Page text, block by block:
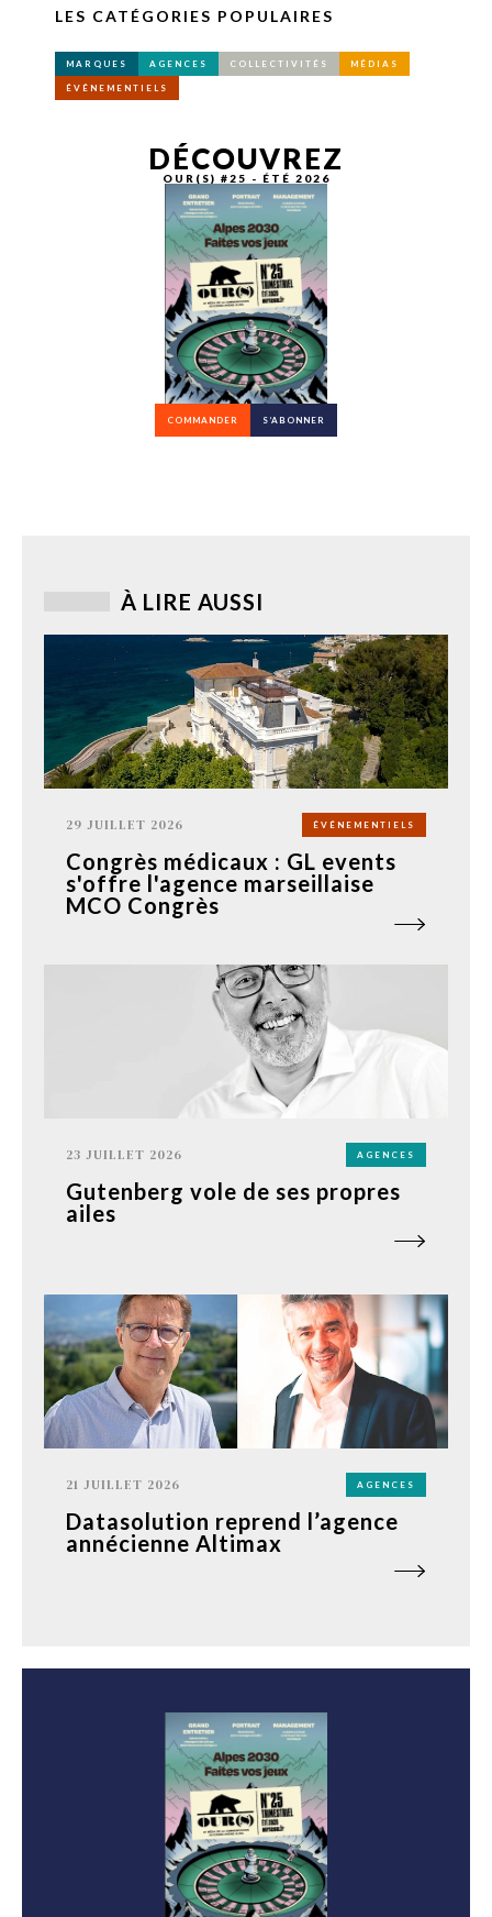
LES CATÉGORIES POPULAIRES
MARQUES AGENCES COLLECTIVITÉS MÉDIAS
ÉVÉNEMENTIELS
DÉCOUVREZ
OUR(S) #25 - ÉTÉ 2026
COMMANDER S’ABONNER
À LIRE AUSSI
29 JUILLET 2026 ÉVÉNEMENTIELS
Congrès médicaux : GL events
s'offre l'agence marseillaise
MCO Congrès
23 JUILLET 2026 AGENCES
Gutenberg vole de ses propres
ailes
21 JUILLET 2026 AGENCES
Datasolution reprend l’agence
annécienne Altimax